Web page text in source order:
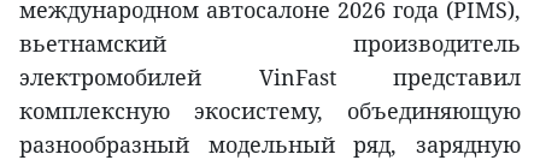
международном автосалоне 2026 года (PIMS),
вьетнамский производитель
электромобилей VinFast представил
комплексную экосистему, объединяющую
разнообразный модельный ряд, зарядную